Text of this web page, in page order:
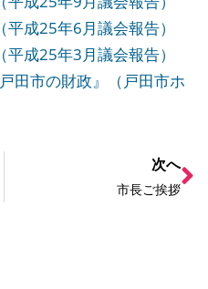
成25年6月議会報告）
成25年3月議会報告）
田市の財政』（戸田市ホ
次へ
市長ご挨拶